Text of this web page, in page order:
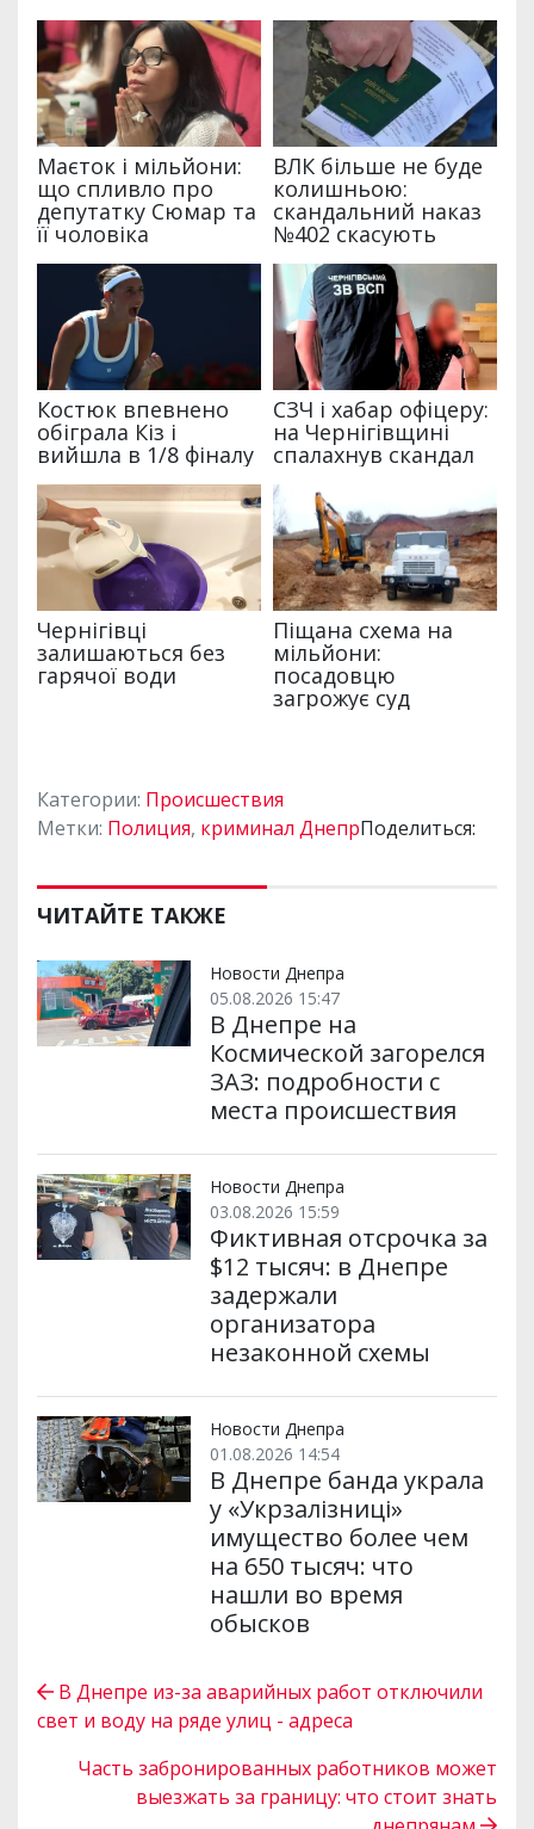
Категории: Происшествия
Метки: Полиция, криминал ДнепрПоделиться:
ЧИТАЙТЕ ТАКЖЕ
Новости Днепра
05.08.2026 15:47
В Днепре на
Космической загорелся
ЗАЗ: подробности с
места происшествия
Новости Днепра
03.08.2026 15:59
Фиктивная отсрочка за
$12 тысяч: в Днепре
задержали
организатора
незаконной схемы
Новости Днепра
01.08.2026 14:54
В Днепре банда украла
у «Укрзалізниці»
имущество более чем
на 650 тысяч: что
нашли во время
обысков
В Днепре из-за аварийных работ отключили
свет и воду на ряде улиц - адреса
Часть забронированных работников может
выезжать за границу: что стоит знать